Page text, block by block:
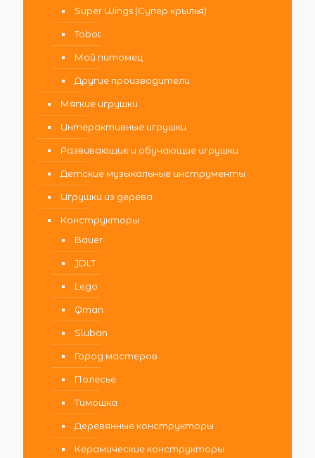
Super Wings (Супер крылья)
Tobot
Мой питомец
Другие производители
Мягкие игрушки
Интерактивные игрушки
Развивающие и обучающие игрушки
Детские музыкальные инструменты
Игрушки из дерева
Конструкторы
Bauer
JDLT
Lego
Qman
Sluban
Город мастеров
Полесье
Тимошка
Деревянные конструкторы
Керамические конструкторы